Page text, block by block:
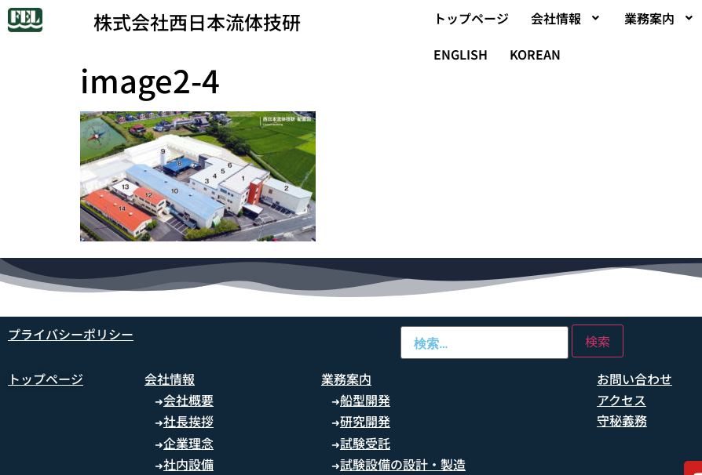
トップページ 会社情報 業務案内
ENGLISH
KOREAN
株式会社西日本流体技研
image2-4
プライバシーポリシー
トップページ 会社情報
➜会社概要
➜社長挨拶
➜企業理念
➜社内設備
業務案内
➜船型開発
➜研究開発
➜試験受託
➜試験設備の設計・製造
お問い合わせ
アクセス
守秘義務